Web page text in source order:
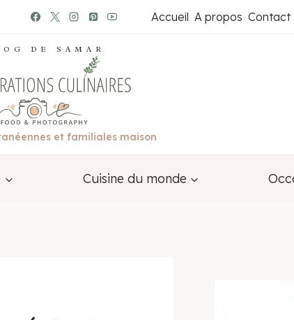
Accueil A propos Contact
DE SAMAR
et familiales maison
Cuisine du monde